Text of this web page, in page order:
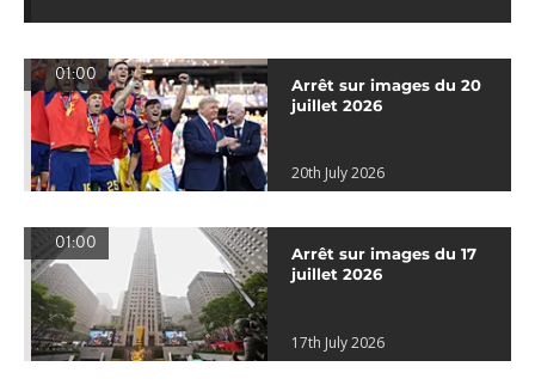
01:00
Arrêt sur images du 20
juillet 2026
20th July 2026
01:00
Arrêt sur images du 17
juillet 2026
17th July 2026